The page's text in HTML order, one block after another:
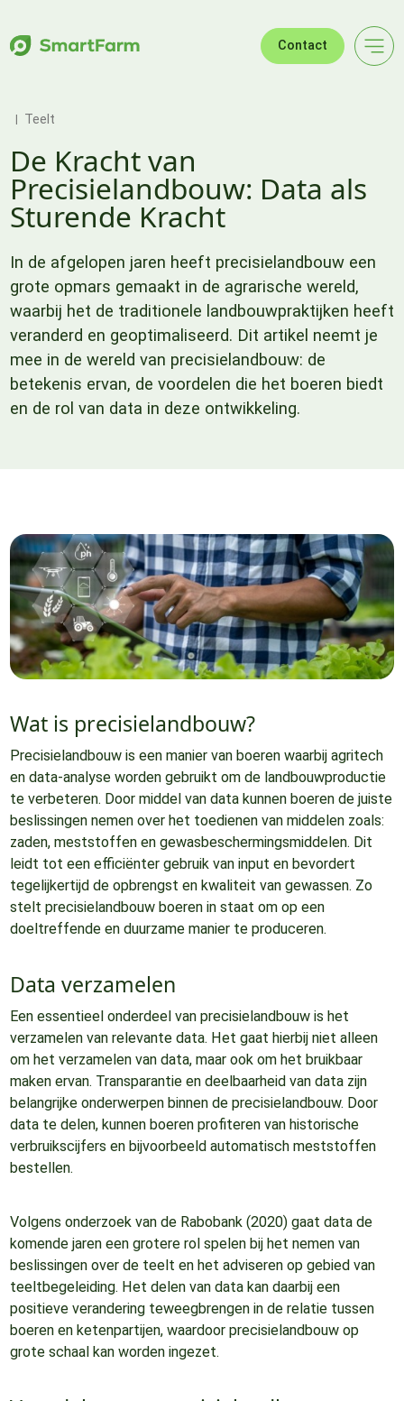
Contact
Teelt
De Kracht van
Precisielandbouw: Data als
Sturende Kracht
In de afgelopen jaren heeft precisielandbouw een
grote opmars gemaakt in de agrarische wereld,
waarbij het de traditionele landbouwpraktijken heeft
veranderd en geoptimaliseerd. Dit artikel neemt je
mee in de wereld van precisielandbouw: de
betekenis ervan, de voordelen die het boeren biedt
en de rol van data in deze ontwikkeling.
Wat is precisielandbouw?
Precisielandbouw is een manier van boeren waarbij agritech
en data-analyse worden gebruikt om de landbouwproductie
te verbeteren. Door middel van data kunnen boeren de juiste
beslissingen nemen over het toedienen van middelen zoals:
zaden, meststoffen en gewasbeschermingsmiddelen. Dit
leidt tot een efficiënter gebruik van input en bevordert
tegelijkertijd de opbrengst en kwaliteit van gewassen. Zo
stelt precisielandbouw boeren in staat om op een
doeltreffende en duurzame manier te produceren.
Data verzamelen
Een essentieel onderdeel van precisielandbouw is het
verzamelen van relevante data. Het gaat hierbij niet alleen
om het verzamelen van data, maar ook om het bruikbaar
maken ervan. Transparantie en deelbaarheid van data zijn
belangrijke onderwerpen binnen de precisielandbouw. Door
data te delen, kunnen boeren profiteren van historische
verbruikscijfers en bijvoorbeeld automatisch meststoffen
bestellen.
Volgens onderzoek van de Rabobank (2020) gaat data de
komende jaren een grotere rol spelen bij het nemen van
beslissingen over de teelt en het adviseren op gebied van
teeltbegeleiding. Het delen van data kan daarbij een
positieve verandering teweegbrengen in de relatie tussen
boeren en ketenpartijen, waardoor precisielandbouw op
grote schaal kan worden ingezet.